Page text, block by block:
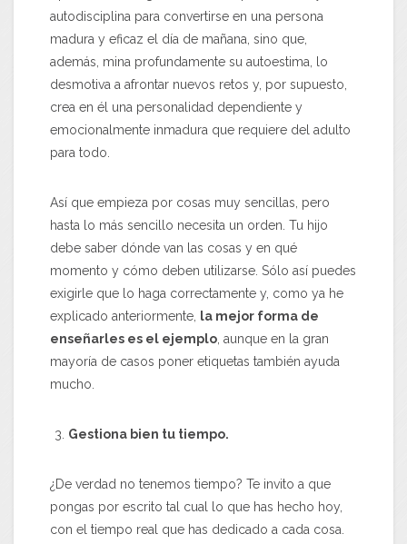
autodisciplina para convertirse en una persona
madura y eficaz el día de mañana, sino que,
además, mina profundamente su autoestima, lo
desmotiva a afrontar nuevos retos y, por supuesto,
crea en él una personalidad dependiente y
emocionalmente inmadura que requiere del adulto
para todo.
Así que empieza por cosas muy sencillas, pero
hasta lo más sencillo necesita un orden. Tu hijo
debe saber dónde van las cosas y en qué
momento y cómo deben utilizarse. Sólo así puedes
exigirle que lo haga correctamente y, como ya he
explicado anteriormente,
la mejor forma de
enseñarles es el ejemplo , aunque en la gran
mayoría de casos poner etiquetas también ayuda
mucho.
Gestiona bien tu tiempo.
¿De verdad no tenemos tiempo? Te invito a que
pongas por escrito tal cual lo que has hecho hoy,
con el tiempo real que has dedicado a cada cosa.